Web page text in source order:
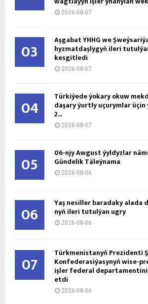
2026-08-07
03 Aşgabat ÝHHG we
hyzmatdaşlygyň ileri
kesgitledi
2026-08-07
04 Türkiýede ýokary okuw
daşary ýurtly uçurymlar üçin
2...
2026-08-07
05 06-njy Awgust ýyldyzlar
Gündelik Täleýnama
2026-08-06
06 Ýaş ne­sil­ler ba­ra­da­ky
nyň ile­ri tu­tul­ýan ug­ry
2026-08-06
07 Türkmenistanyň Prezidenti
Konfederasiýasynyň wise-
işler federal
etdi
2026-08-06